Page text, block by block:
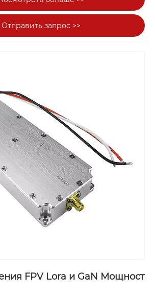
Вт. Этот продукт подходит
требуются помехи
сигналу на больших
и других областях. Circle
относиться к продукту,
иной механизм защиты для
обратной связи или
могут возникнуть во
Отправить запрос >>
FPV Lora и GaN Мощност